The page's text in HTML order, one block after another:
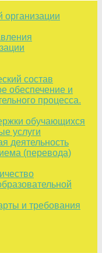
организации
состав
обеспечение и
процесса.
обучающихся
услуги
деятельность
(перевода)
и требования